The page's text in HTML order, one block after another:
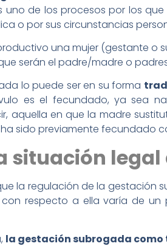
uno de los procesos por los
o por sus circunstancias
una mujer (gestante o
serán el padre/madre o
lo puede ser en su forma
es el fecundado, ya sea
aquella en que la madre
sido previamente fecundado
situación
la regulación de la gestación
con respecto a ella varía de
la gestación subrogada